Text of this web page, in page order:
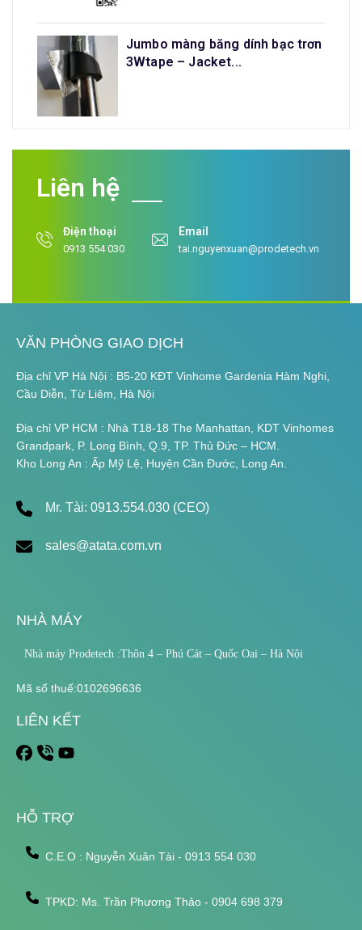
Jumbo màng băng dính bạc trơn
3Wtape – Jacket...
Liên hệ
Điện thoại
0913 554 030
Email
tai.nguyenxuan@prodetech.vn
VĂN PHÒNG GIAO DỊCH
Địa chỉ VP Hà Nội : B5-20 KĐT Vinhome Gardenia Hàm Nghi,
Cầu Diễn, Từ Liêm, Hà Nội
Địa chỉ VP HCM : Nhà T18-18 The Manhattan, KDT Vinhomes
Grandpark, P. Long Bình, Q.9, TP. Thủ Đức – HCM.
Kho Long An : Ấp Mỹ Lệ, Huyện Cần Đước, Long An.
Mr. Tài: 0913.554.030 (CEO)
sales@atata.com.vn
NHÀ MÁY
Nhà máy Prodetech :Thôn 4 – Phú Cát – Quốc Oai – Hà Nội
Mã số thuế:0102696636
LIÊN KẾT
HỖ TRỢ
C.E.O : Nguyễn Xuân Tài - 0913 554 030
TPKD: Ms. Trần Phương Thảo - 0904 698 379